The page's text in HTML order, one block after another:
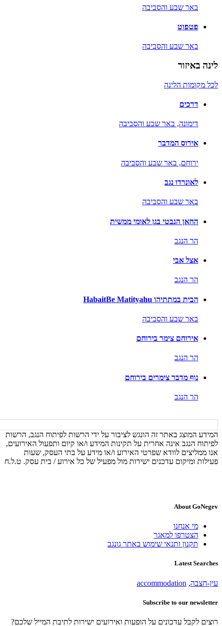
באר שבע והסביבה
פטפוט
באר שבע והסביבה
לינה באיזור
לכל מקומות הלינה
דרכים
דימונה, באר שבע והסביבה
אירוס המדבר
ירוחם, באר שבע והסביבה
לאונרדו נגב
באר שבע והסביבה
החאן הנבטי בגן לאומי ממשית
הר הנגב
אצל אבי
הר הנגב
הבית במתתיהו HabaitBe Matityahu
באר שבע והסביבה
אירוחם צימר בירוחם
הר הנגב
נוף מדבר צימרים בירוחם
הר הנגב
המידע המוצג באתר זה הונגש לציבור על ידי הרשות לפיתוח הנגב, הרשות
לפיתוח הנגב אינה אחרית על תקינות המידע ו/או קיום ותפעול האירועים,
אנו ממליצים לוודא שפרטי האירוע ו/או מידע על בתי העסק, שעות
פעילות ומיקום עדכנים ישירות מול מפעיל של כל אירוע / בית עסק. ט.ל.ח
About GoNegev
מי אנחנו
הצטרפו למאגר
תקנון ותנאי שימוש באתר גונגב
Latest Searches
עין-חצבה,
accommodation
Subscribe to our newsletter
רוצים לקבל עדכונים על הופעות ואירועים ישירות לתיבת המייל שלכם?